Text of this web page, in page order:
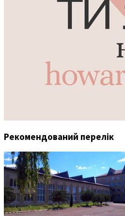
Рекомендований перелік